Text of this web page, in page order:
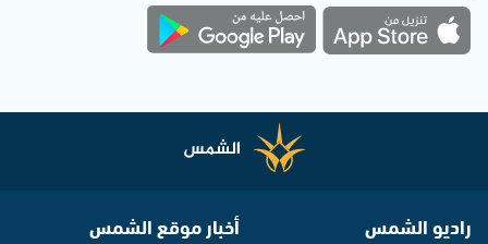
راديو الشمس أخبار موقع الشمس